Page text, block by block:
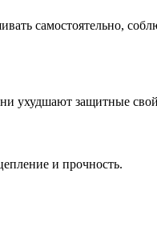
самостоятельно,
ухудшают защитные
и прочность.